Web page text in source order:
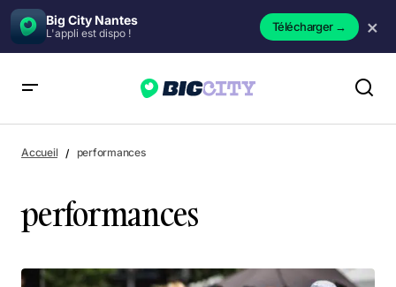
Big City Nantes
L'appli est dispo ! Télécharger→ ×
Accueil performances
performances